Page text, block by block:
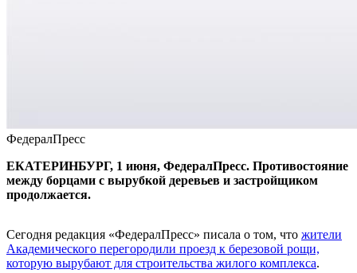
ФедералПресс
ЕКАТЕРИНБУРГ, 1 июня, ФедералПресс. Противостояние
между борцами с вырубкой деревьев и застройщиком
продолжается.
Сегодня редакция «ФедералПресс» писала о том, что жители
Академического перегородили проезд к березовой рощи,
которую вырубают для строительства жилого комплекса.